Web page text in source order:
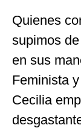
Quienes
supimos
en sus
Feminista
Cecilia